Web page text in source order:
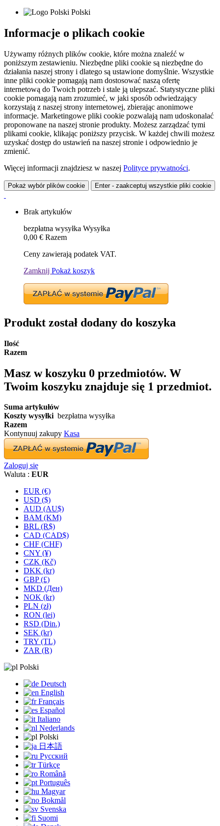
Polski
Informacje o plikach cookie
Używamy różnych plików cookie, które można znaleźć w
poniższym zestawieniu. Niezbędne pliki cookie są niezbędne do
działania naszej strony i dlatego są ustawione domyślnie. Wszystkie
inne pliki cookie pomagają nam dostosować naszą ofertę
internetową do Twoich potrzeb i stale ją ulepszać. Statystyczne pliki
cookie pomagają nam zrozumieć, w jaki sposób odwiedzający
korzystają z naszej strony internetowej, zbierając anonimowe
informacje. Marketingowe pliki cookie pozwalają nam udoskonalać
proponowane na naszej stronie produkty. Możesz zarządzać tymi
plikami cookie, klikając poniższy przycisk. W każdej chwili możesz
uzyskać dostęp do ustawień na naszej stronie i odpowiednio je
zmienić.
Więcej informacji znajdziesz w naszej Polityce prywatności.
Pokaż wybór plików cookie Enter - zaakceptuj wszystkie pliki cookie
Brak artykułów
bezpłatna wysyłka Wysyłka
0,00 € Razem
Ceny zawierają podatek VAT.
Zamknij Pokaż koszyk
Produkt został dodany do koszyka
Ilość
Razem
Masz w koszyku 0 przedmiotów. W
Twoim koszyku znajduje się 1 przedmiot.
Suma artykułów
Koszty wysyłki bezpłatna wysyłka
Razem
Kontynuuj zakupy Kasa
Zaloguj się
Waluta : EUR
EUR (€)
USD ($)
AUD (AU$)
BAM (KM)
BRL (R$)
CAD (CAD$)
CHF (CHF)
CNY (¥)
CZK (Kč)
DKK (kr)
GBP (£)
MKD (Ден)
NOK (kr)
PLN (zł)
RON (lei)
RSD (Din.)
SEK (kr)
TRY (TL)
ZAR (R)
Polski
Deutsch
English
Français
Español
Italiano
Nederlands
Polski
日本語
Русский
Türkçe
Română
Português
Magyar
Bokmål
Svenska
Suomi